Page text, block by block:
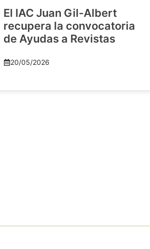
El IAC Juan Gil-Albert
recupera la convocatoria
de Ayudas a Revistas
20/05/2026